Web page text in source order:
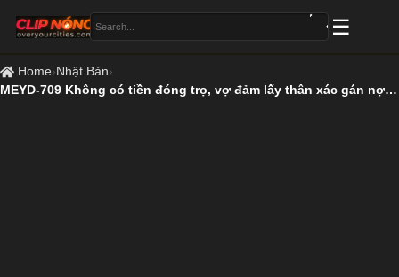
Home›Nhật Bản›
MEYD-709 Không có tiền đóng trọ, vợ đảm lấy thân xác gán nợ cho gã chủ nhà